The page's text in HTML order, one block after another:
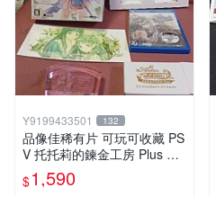
Y9199433501 132
品像佳稀有片 可玩可收藏 PS
V 托托莉的鍊金工房 Plus 亞
蘭德的鍊金術士2 限定版 遊
戲片未拆
$1,590